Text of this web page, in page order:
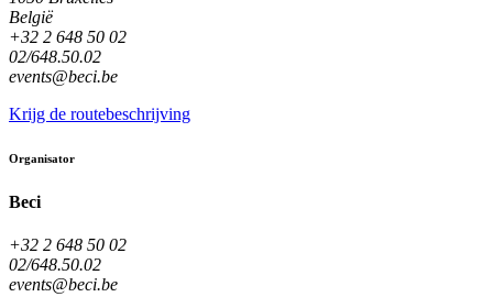
België
+32 2 648 50 02
02/648.50.02
events@beci.be
Krijg de routebeschrijving
Organisator
Beci
+32 2 648 50 02
02/648.50.02
events@beci.be